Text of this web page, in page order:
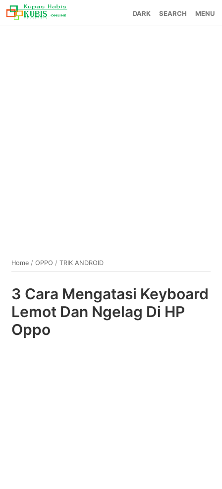
SEARCH MENU
Home /OPPO /TRIK ANDROID
3 Cara Mengatasi Keyboard
Lemot Dan Ngelag Di HP
Oppo